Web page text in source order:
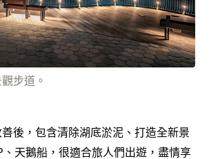
步道。
後，包含清除湖底淤泥、打造全新景
天鵝船，很適合旅人們出遊，盡情享